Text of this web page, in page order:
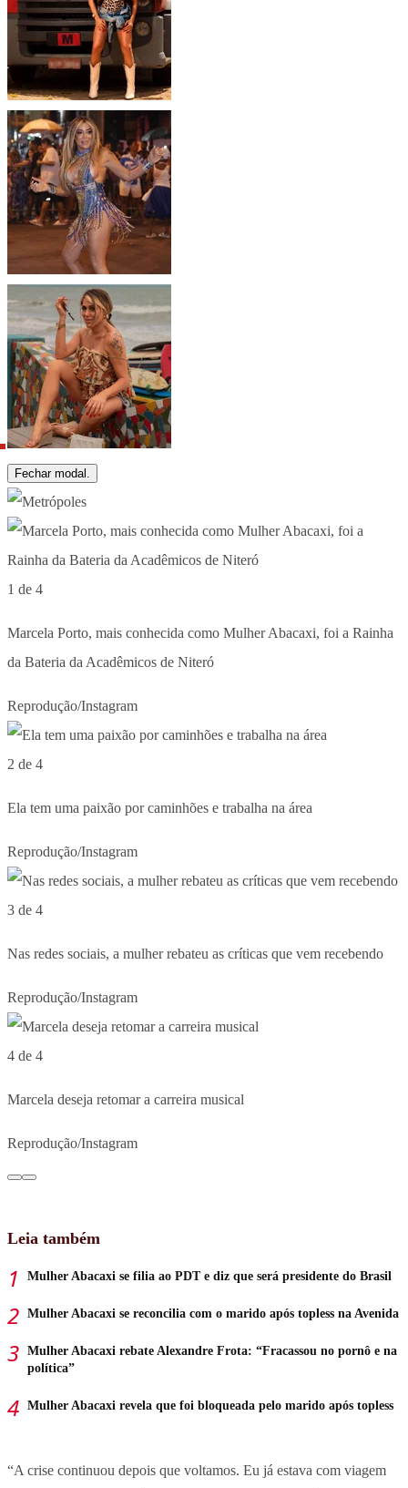
Fechar modal.
1 de 4
Marcela Porto, mais conhecida como Mulher Abacaxi, foi a Rainha
da Bateria da Acadêmicos de Niteró
Reprodução/Instagram
2 de 4
Ela tem uma paixão por caminhões e trabalha na área
Reprodução/Instagram
3 de 4
Nas redes sociais, a mulher rebateu as críticas que vem recebendo
Reprodução/Instagram
4 de 4
Marcela deseja retomar a carreira musical
Reprodução/Instagram
Leia também
Mulher Abacaxi se filia ao PDT e diz que será presidente do Brasil
Mulher Abacaxi se reconcilia com o marido após topless na Avenida
Mulher Abacaxi rebate Alexandre Frota: “Fracassou no pornô e na
política”
Mulher Abacaxi revela que foi bloqueada pelo marido após topless
“A crise continuou depois que voltamos. Eu já estava com viagem